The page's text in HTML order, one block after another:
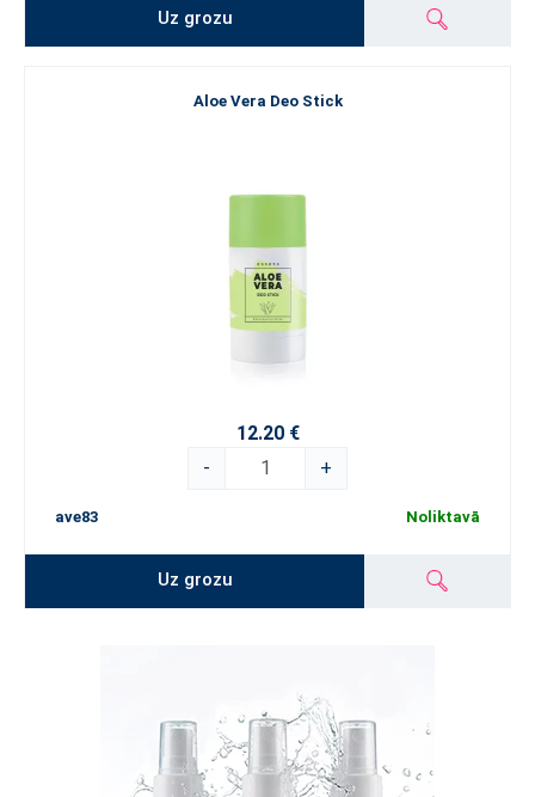
Uz grozu
Aloe Vera Deo Stick
12.20 €
-
+
ave83 Noliktavā
Uz grozu